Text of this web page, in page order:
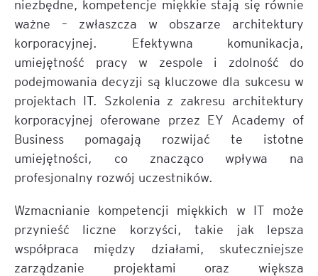
niezbędne, kompetencje miękkie stają się równie
ważne – zwłaszcza w obszarze architektury
korporacyjnej. Efektywna komunikacja,
umiejętność pracy w zespole i zdolność do
podejmowania decyzji są kluczowe dla sukcesu w
projektach IT. Szkolenia z zakresu architektury
korporacyjnej oferowane przez EY Academy of
Business pomagają rozwijać te istotne
umiejętności, co znacząco wpływa na
profesjonalny rozwój uczestników.
Wzmacnianie kompetencji miękkich w IT może
przynieść liczne korzyści, takie jak lepsza
współpraca między działami, skuteczniejsze
zarządzanie projektami oraz większa